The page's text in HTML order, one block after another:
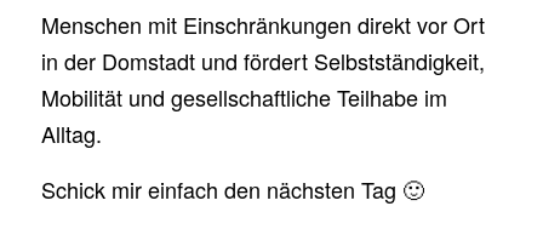
Menschen mit Einschränkungen direkt vor Ort
in der Domstadt und fördert Selbstständigkeit,
Mobilität und gesellschaftliche Teilhabe im
Alltag.
Schick mir einfach den nächsten Tag 🙂